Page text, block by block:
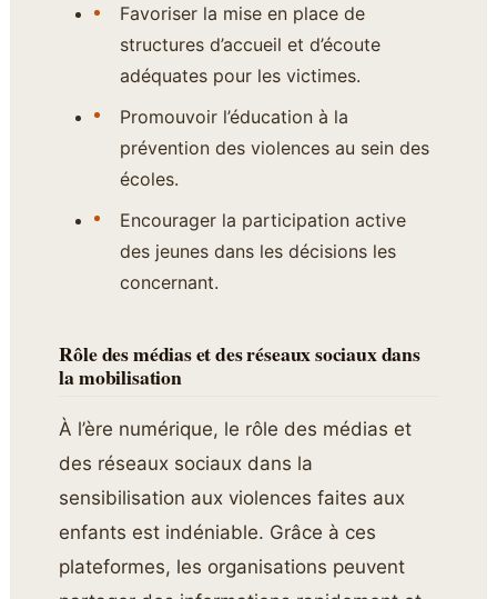
Favoriser la mise en place de
structures d’accueil et d’écoute
adéquates pour les victimes.
Promouvoir l’éducation à la
prévention des violences au sein des
écoles.
Encourager la participation active
des jeunes dans les décisions les
concernant.
Rôle des médias et des réseaux sociaux dans
la mobilisation
À l’ère numérique, le rôle des médias et
des réseaux sociaux dans la
sensibilisation aux violences faites aux
enfants est indéniable. Grâce à ces
plateformes, les organisations peuvent